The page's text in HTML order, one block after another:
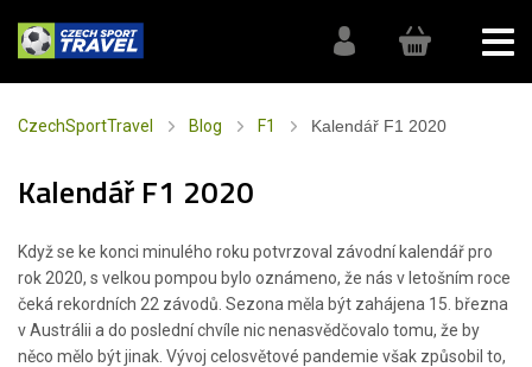
CzechSportTravel Blog F1 Kalendář F1 2020
Kalendář F1 2020
Když se ke konci minulého roku potvrzoval závodní kalendář pro
rok 2020, s velkou pompou bylo oznámeno, že nás v letošním roce
čeká rekordních 22 závodů. Sezona měla být zahájena 15. března
v Austrálii a do poslední chvíle nic nenasvědčovalo tomu, že by
něco mělo být jinak. Vývoj celosvětové pandemie však způsobil to,